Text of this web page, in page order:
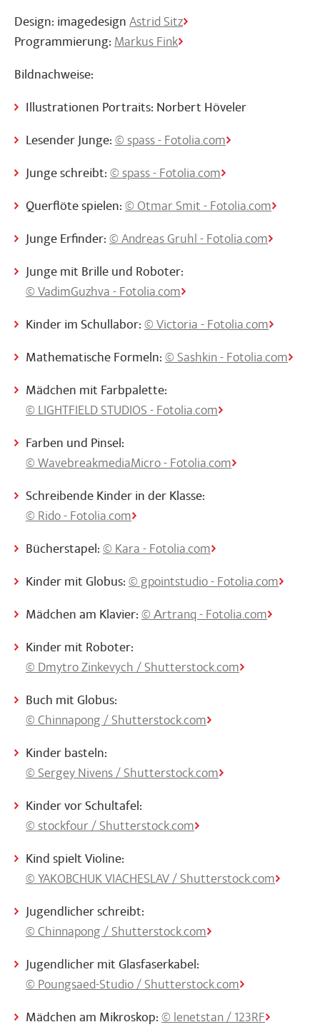
Design: imagedesignAstrid Sitz
Programmierung:Markus Fink
Bildnachweise:
Illustrationen Portraits: Norbert Höveler
Lesender Junge:© spass - Fotolia.com
Junge schreibt:© spass - Fotolia.com
Querflöte spielen:© Otmar Smit - Fotolia.com
Junge Erfinder:© Andreas Gruhl - Fotolia.com
Junge mit Brille und Roboter:
© VadimGuzhva - Fotolia.com
Kinder im Schullabor:© Victoria - Fotolia.com
Mathematische Formeln:© Sashkin - Fotolia.com
Mädchen mit Farbpalette:
© LIGHTFIELD STUDIOS - Fotolia.com
Farben und Pinsel:
© WavebreakmediaMicro - Fotolia.com
Schreibende Kinder in der Klasse:
© Rido - Fotolia.com
Bücherstapel:© Kara - Fotolia.com
Kinder mit Globus:© gpointstudio - Fotolia.com
Mädchen am Klavier:© Аrtranq - Fotolia.com
Kinder mit Roboter:
© Dmytro Zinkevych / Shutterstock.com
Buch mit Globus:
© Chinnapong / Shutterstock.com
Kinder basteln:
© Sergey Nivens / Shutterstock.com
Kinder vor Schultafel:
© stockfour / Shutterstock.com
Kind spielt Violine:
© YAKOBCHUK VIACHESLAV / Shutterstock.com
Jugendlicher schreibt:
© Chinnapong / Shutterstock.com
Jugendlicher mit Glasfaserkabel:
© Poungsaed-Studio / Shutterstock.com
Mädchen am Mikroskop:© lenetstan / 123RF